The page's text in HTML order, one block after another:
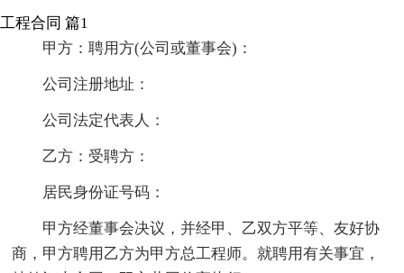
工程合同 篇1
甲方：聘用方(公司或董事会)：
公司注册地址：
公司法定代表人：
乙方：受聘方：
居民身份证号码：
甲方经董事会决议，并经甲、乙双方平等、友好协
商，甲方聘用乙方为甲方总工程师。就聘用有关事宜，